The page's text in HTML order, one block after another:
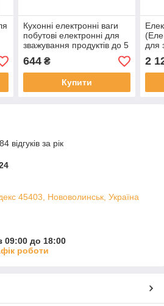
Кухонні електронні ваги
побутові електронні для
зважування продуктів до 5
кг Bomann KW 1421
644₴
Купити
для
л
2
відгуків за рік
45403, Нововолинськ, Україна
09:00 до 18:00
роботи